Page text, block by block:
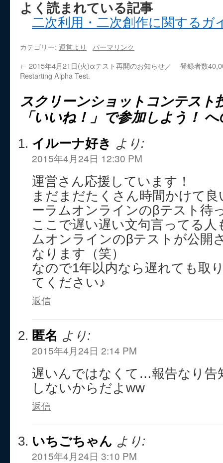
よく読まれている記事
二次利用・二次創作に関するガ
カテゴリー: 運営より
パーマリンク
← 2015年4月21日(火)αテスト再開のお知らせ／
Restarting Alpha Test.
登録者数
スクリーンショットコンテスト
「いいね！」で参加しよう！ へ
イルーナ好き より:
2015年4月24日 12:30 PM
運営さん応援しています！
まだまだたくさん時間かけて
ーラムオンラインのβテスト待
ここで遅い遅い文句言ってる
ムオンラインのβテストが公開
なります（笑）
なので1年以内なら遅れても取
てください♪
返信
匿名 より:
2015年4月24日 2:14 PM
遅いんではなくて…報告なり告
しないからだよww
返信
いちごちゃん より:
2015年4月24日 3:10 PM